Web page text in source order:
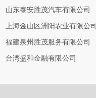
山东泰安胜茂汽车有限公司
上海金山区洲阳农业有限公司
福建泉州胜茂服务有限公司
台湾盛和金融有限公司